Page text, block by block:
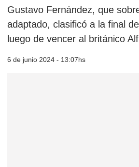
Gustavo Fernández, que
adaptado, clasificó a la final
luego de vencer al británico
6 de junio 2024 - 13:07hs